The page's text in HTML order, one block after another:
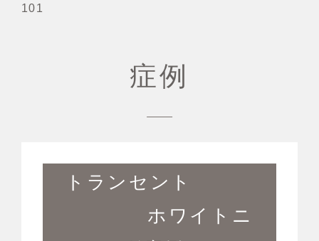
101
症例
トランセント
ホワイトニ